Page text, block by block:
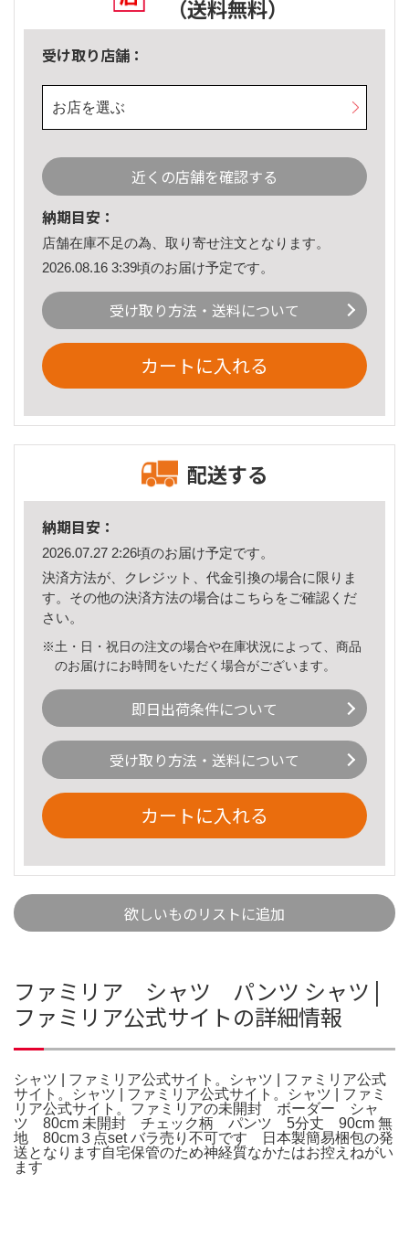
（送料無料）
受け取り店舗：
お店を選ぶ
近くの店舗を確認する
納期目安：
店舗在庫不足の為、取り寄せ注文となります。
2026.08.16 3:39頃のお届け予定です。
受け取り方法・送料について
カートに入れる
配送する
納期目安：
2026.07.27 2:26頃のお届け予定です。
決済方法が、クレジット、代金引換の場合に限りま
す。その他の決済方法の場合はこちら をご確認くだ
さい。
※土・日・祝日の注文の場合や在庫状況によって、商品
のお届けにお時間をいただく場合がございます。
即日出荷条件について
受け取り方法・送料について
カートに入れる
欲しいものリストに追加
ファミリア シャツ パンツ シャツ |
ファミリア公式サイトの詳細情報
シャツ | ファミリア公式サイト。シャツ | ファミリア公式
サイト。シャツ | ファミリア公式サイト。シャツ | ファミ
リア公式サイト。ファミリアの未開封 ボーダー シャ
ツ 80cm 未開封 チェック柄 パンツ 5分丈 90cm 無
地 80cm３点set バラ売り不可です 日本製簡易梱包の発
送となります自宅保管のため神経質なかたはお控えねがい
ます